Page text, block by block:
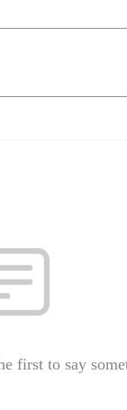
first to say